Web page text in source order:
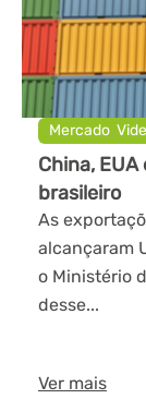
Mercado,
China,
brasileiro
As
alcançaram
o Ministério
desse...
Ver mais